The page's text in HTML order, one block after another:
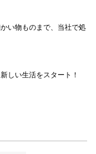
い物ものまで、当社で処
しい生活をスタート！